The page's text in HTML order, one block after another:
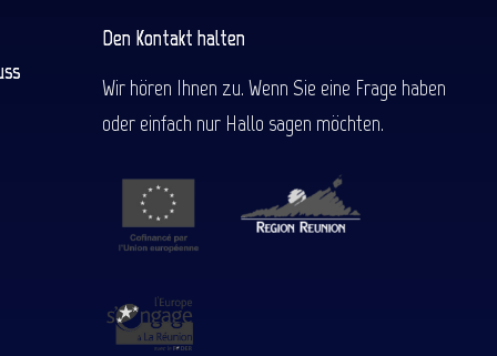
Den Kontakt halten
Wir hören Ihnen zu. Wenn Sie eine Frage haben
oder einfach nur Hallo sagen möchten.